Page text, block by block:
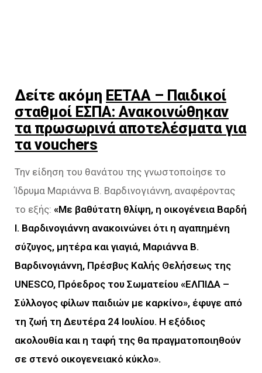
Δείτε ακόμη ΕΕΤΑΑ – Παιδικοί
σταθμοί ΕΣΠΑ: Ανακοινώθηκαν
τα πρωσωρινά αποτελέσματα για
τα vouchers
Την είδηση του θανάτου της γνωστοποίησε το
Ίδρυμα Μαριάννα Β. Βαρδινογιάννη, αναφέροντας
το εξής: «Με βαθύτατη θλίψη, η οικογένεια Βαρδή
Ι. Βαρδινογιάννη ανακοινώνει ότι η αγαπημένη
σύζυγος, μητέρα και γιαγιά, Μαριάννα Β.
Βαρδινογιάννη, Πρέσβυς Καλής Θελήσεως της
UNESCO, Πρόεδρος του Σωματείου «ΕΛΠΙΔΑ –
Σύλλογος φίλων παιδιών με καρκίνο», έφυγε από
τη ζωή τη Δευτέρα 24 Ιουλίου. Η εξόδιος
ακολουθία και η ταφή της θα πραγματοποιηθούν
σε στενό οικογενειακό κύκλο».